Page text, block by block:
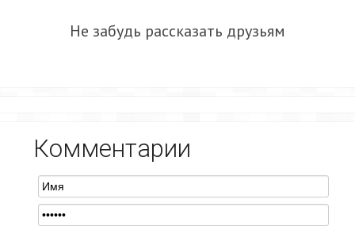
Не забудь рассказать друзьям
Комментарии